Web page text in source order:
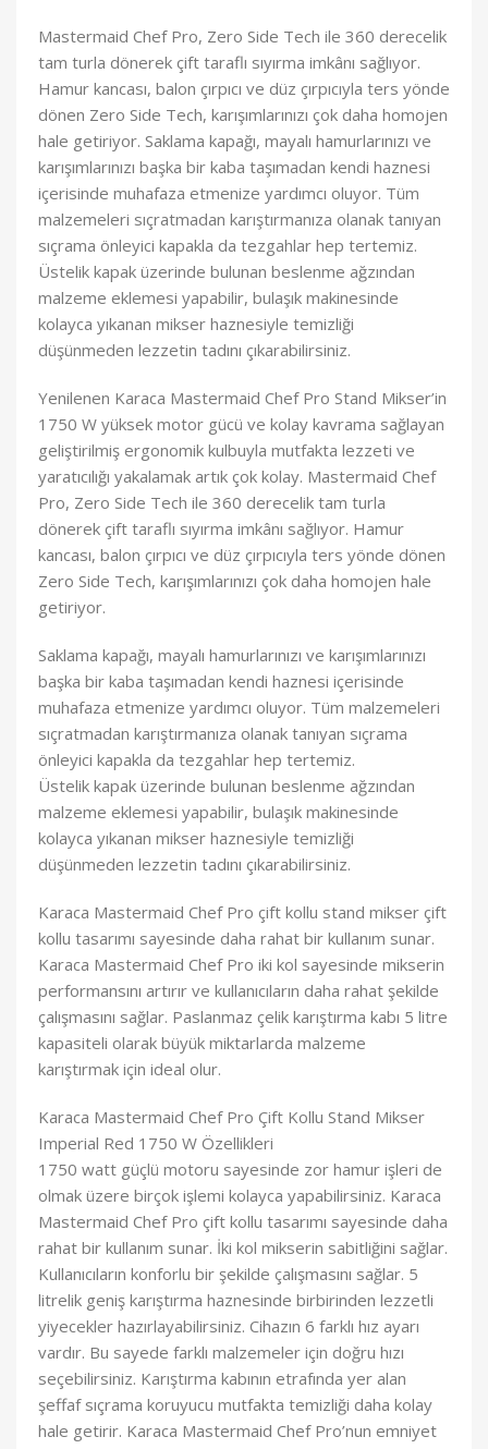
Mastermaid Chef Pro, Zero Side Tech ile 360 derecelik
tam turla dönerek çift taraflı sıyırma imkânı sağlıyor.
Hamur kancası, balon çırpıcı ve düz çırpıcıyla ters yönde
dönen Zero Side Tech, karışımlarınızı çok daha homojen
hale getiriyor. Saklama kapağı, mayalı hamurlarınızı ve
karışımlarınızı başka bir kaba taşımadan kendi haznesi
içerisinde muhafaza etmenize yardımcı oluyor. Tüm
malzemeleri sıçratmadan karıştırmanıza olanak tanıyan
sıçrama önleyici kapakla da tezgahlar hep tertemiz.
Üstelik kapak üzerinde bulunan beslenme ağzından
malzeme eklemesi yapabilir, bulaşık makinesinde
kolayca yıkanan mikser haznesiyle temizliği
düşünmeden lezzetin tadını çıkarabilirsiniz.
Yenilenen Karaca Mastermaid Chef Pro Stand Mikser’in
1750 W yüksek motor gücü ve kolay kavrama sağlayan
geliştirilmiş ergonomik kulbuyla mutfakta lezzeti ve
yaratıcılığı yakalamak artık çok kolay. Mastermaid Chef
Pro, Zero Side Tech ile 360 derecelik tam turla
dönerek çift taraflı sıyırma imkânı sağlıyor. Hamur
kancası, balon çırpıcı ve düz çırpıcıyla ters yönde dönen
Zero Side Tech, karışımlarınızı çok daha homojen hale
getiriyor.
Saklama kapağı, mayalı hamurlarınızı ve karışımlarınızı
başka bir kaba taşımadan kendi haznesi içerisinde
muhafaza etmenize yardımcı oluyor. Tüm malzemeleri
sıçratmadan karıştırmanıza olanak tanıyan sıçrama
önleyici kapakla da tezgahlar hep tertemiz.
Üstelik kapak üzerinde bulunan beslenme ağzından
malzeme eklemesi yapabilir, bulaşık makinesinde
kolayca yıkanan mikser haznesiyle temizliği
düşünmeden lezzetin tadını çıkarabilirsiniz.
Karaca Mastermaid Chef Pro çift kollu stand mikser çift
kollu tasarımı sayesinde daha rahat bir kullanım sunar.
Karaca Mastermaid Chef Pro iki kol sayesinde mikserin
performansını artırır ve kullanıcıların daha rahat şekilde
çalışmasını sağlar. Paslanmaz çelik karıştırma kabı 5 litre
kapasiteli olarak büyük miktarlarda malzeme
karıştırmak için ideal olur.
Karaca Mastermaid Chef Pro Çift Kollu Stand Mikser
Imperial Red 1750 W Özellikleri
1750 watt güçlü motoru sayesinde zor hamur işleri de
olmak üzere birçok işlemi kolayca yapabilirsiniz. Karaca
Mastermaid Chef Pro çift kollu tasarımı sayesinde daha
rahat bir kullanım sunar. İki kol mikserin sabitliğini sağlar.
Kullanıcıların konforlu bir şekilde çalışmasını sağlar. 5
litrelik geniş karıştırma haznesinde birbirinden lezzetli
yiyecekler hazırlayabilirsiniz. Cihazın 6 farklı hız ayarı
vardır. Bu sayede farklı malzemeler için doğru hızı
seçebilirsiniz. Karıştırma kabının etrafında yer alan
şeffaf sıçrama koruyucu mutfakta temizliği daha kolay
hale getirir. Karaca Mastermaid Chef Pro’nun emniyet